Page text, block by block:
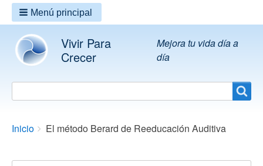
Vivir Para
Crecer
Mejora tu vida día a
día
Search
Menú principal
Breadcrumbs
You
Inicio El método Berard de Reeducación Auditiva